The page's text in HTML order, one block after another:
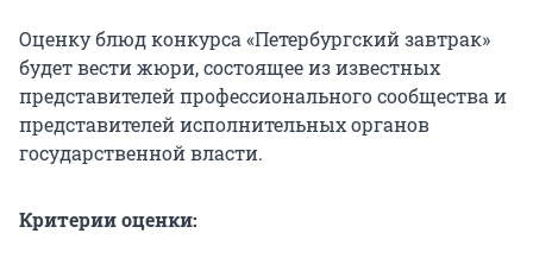
Оценку блюд конкурса «Петербургский завтрак»
будет вести жюри, состоящее из известных
представителей профессионального сообщества и
представителей исполнительных органов
государственной власти.
Критерии оценки: